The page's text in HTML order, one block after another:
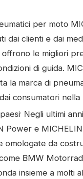
per moto
dai clienti e dai
le migliori
di guida.
la marca di
consumatori nella
. Negli ultimi
Power e
omologate da
BMW
insieme a molti